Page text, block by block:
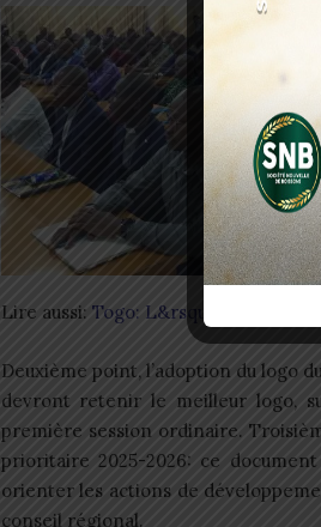
Lire aussi: Togo: L&rsquo;ONMT
Deuxième point, l’adoption du logo
devront retenir le meilleur logo,
première session ordinaire.
prioritaire 2025-2026: ce
orienter les actions de
conseil régional.